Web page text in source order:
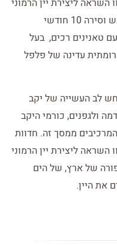
השראה ליצירת יין הרמוני
וייחודי.מהגליל תחתון ממסך של גראנש וסירה 10 חודשי
טאנינים רכים, בעל
עדינה של פלפל
לב העשייה של יקב
ולגפנים, כורמי היקב
ממסך זה. חדוות
השראה ליצירת יין הרמוני
של ארץ, של הים
את היין.